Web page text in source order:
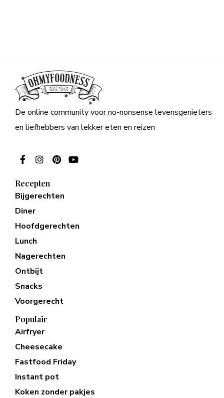
De online community voor no-nonsense levensgenieters
en liefhebbers van lekker eten en reizen
Recepten
Bijgerechten
Diner
Hoofdgerechten
Lunch
Nagerechten
Ontbijt
Snacks
Voorgerecht
Populair
Airfryer
Cheesecake
Fastfood Friday
Instant pot
Koken zonder pakjes